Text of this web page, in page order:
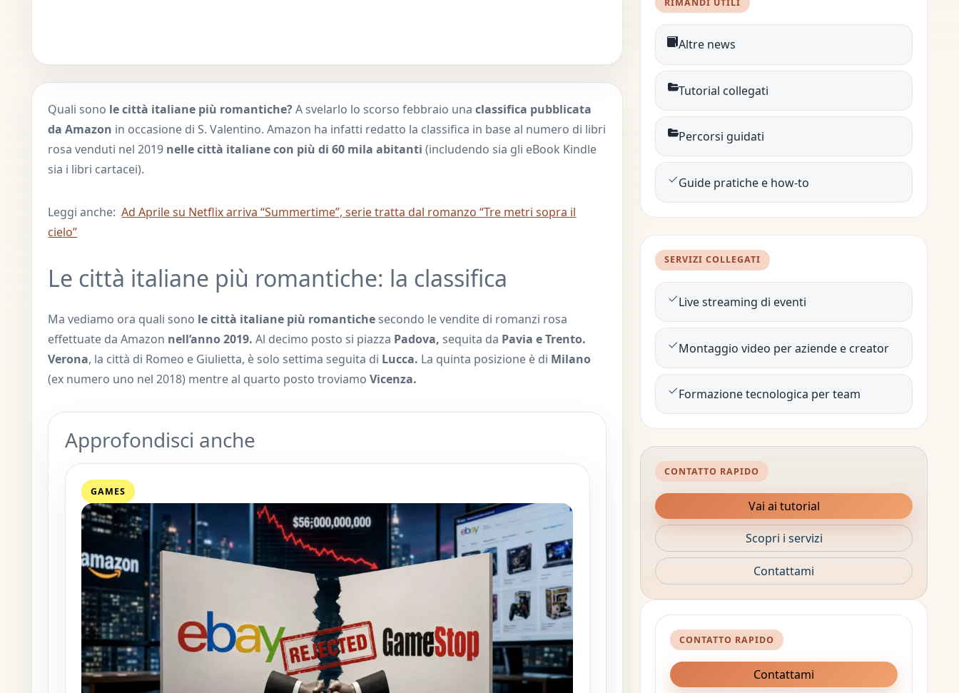
Quali sono le città italiane più romantiche?A svelarlo lo scorso febbraio unaclassifica pubblicata
da Amazon in occasione di S. Valentino. Amazon ha infatti redatto la classifica in base al numero di libri
rosa venduti nel 2019 nelle città italiane con più di 60 mila abitanti (includendo sia gli eBook Kindle
sia i libri cartacei).
Leggi anche:Ad Aprile su Netflix arriva “Summertime”, serie tratta dal romanzo “Tre metri sopra il
cielo”
Le città italiane più romantiche: la classifica
Ma vediamo ora quali sono le città italiane più romantiche secondo le vendite di romanzi rosa
effettuate da Amazon nell’anno 2019. Al decimo posto si piazza Padova, sequita da Pavia e Trento.
Verona, la città di Romeo e Giulietta, è solo settima seguita di Lucca. La quinta posizione è di Milano
(ex numero uno nel 2018) mentre al quarto posto troviamoVicenza.
Approfondisci anche
GAMES
Altre news
Tutorial collegati
Percorsi guidati
Guide pratiche e how-to
SERVIZI COLLEGATI
Live streaming di eventi
Montaggio video per aziende e creator
Formazione tecnologica per team
CONTATTO RAPIDO
Vai ai tutorial
Scopri i servizi
Contattami
CONTATTO RAPIDO
Contattami